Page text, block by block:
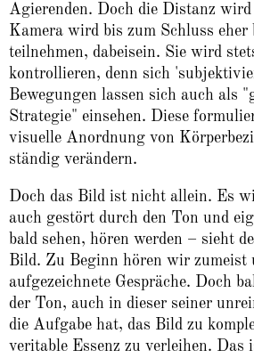
Agierenden. Doch die Distanz
Kamera wird bis zum Schluss eher
teilnehmen, dabeisein. Sie wird
kontrollieren, denn sich
Bewegungen lassen sich auch als
Strategie" einsehen. Diese
visuelle Anordnung von
ständig verändern.
Doch das Bild ist nicht allein. Es
auch gestört durch den Ton und
bald sehen, hören werden – sieht
Bild. Zu Beginn hören wir zumeist
aufgezeichnete Gespräche. Doch
der Ton, auch in dieser seiner
die Aufgabe hat, das Bild zu
veritable Essenz zu verleihen. Das